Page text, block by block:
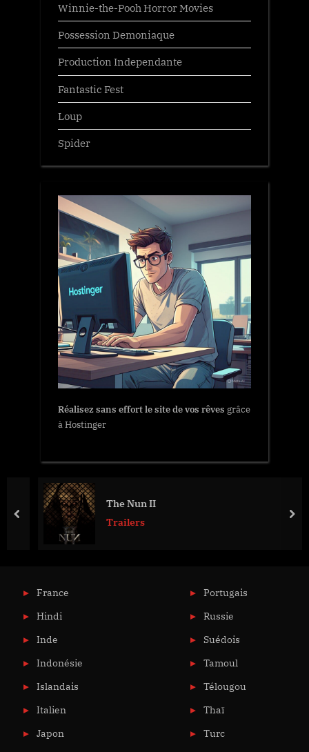
Winnie-the-Pooh Horror Movies
Possession Demoniaque
Production Independante
Fantastic Fest
Loup
Spider
Réalisez sans effort le site de vos rêves grâce
à Hostinger
The Nun II
Trailers
prev
France
Hindi
Inde
Indonésie
Islandais
Italien
Japon
Portugais
Russie
Suédois
Tamoul
Télougou
Thaï
Turc